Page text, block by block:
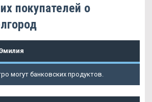
покупателей о
могут банковских продуктов.